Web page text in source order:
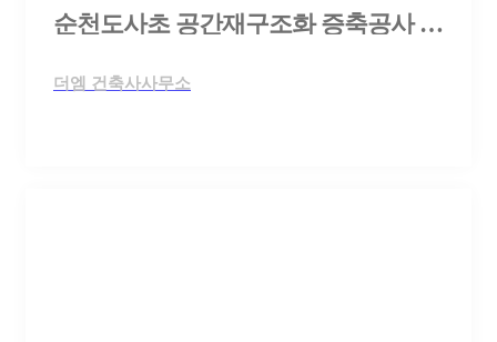
순천도사초 공간재구조화 증축공사 설계공모
더엠 건축사사무소